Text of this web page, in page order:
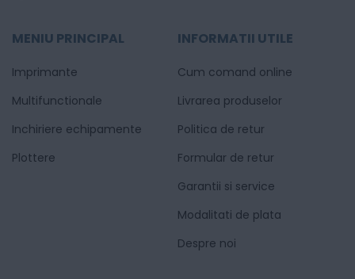
MENIU PRINCIPAL
Imprimante
Multifunctionale
Inchiriere echipamente
Plottere
INFORMATII UTILE
Cum comand online
Livrarea produselor
Politica de retur
Formular de retur
Garantii si service
Modalitati de plata
Despre noi